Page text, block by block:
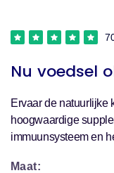
Nu voedsel
Ervaar de natuurlijke
hoogwaardige
immuunsysteem en
Maat: